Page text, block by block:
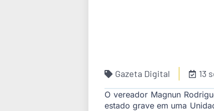
Gazeta Digital 13
O vereador Magnun
estado grave em uma